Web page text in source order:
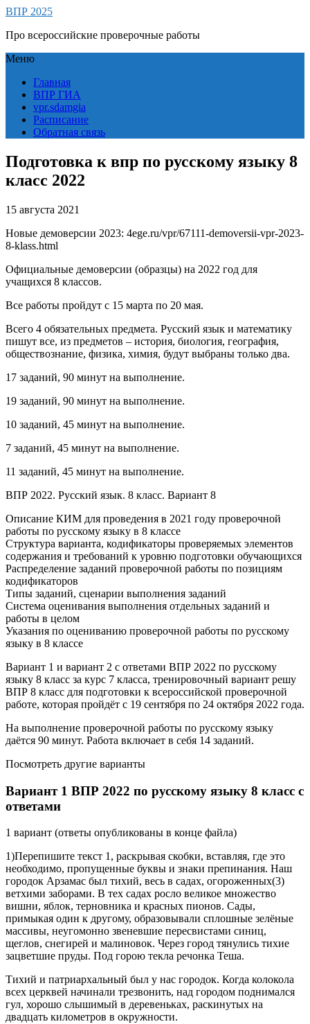
ВПР 2025
Про всероссийские проверочные работы
Меню
Главная
ВПР ГИА
vpr.sdamgia
Расписание
Обратная связь
Подготовка к впр по русскому языку 8
класс 2022
15 августа 2021
Новые демоверсии 2023: 4ege.ru/vpr/67111-demoversii-vpr-2023-
8-klass.html
Официальные демоверсии (образцы) на 2022 год для
учащихся 8 классов.
Все работы пройдут с 15 марта по 20 мая.
Всего 4 обязательных предмета. Русский язык и математику
пишут все, из предметов – история, биология, география,
обществознание, физика, химия, будут выбраны только два.
17 заданий, 90 минут на выполнение.
19 заданий, 90 минут на выполнение.
10 заданий, 45 минут на выполнение.
7 заданий, 45 минут на выполнение.
11 заданий, 45 минут на выполнение.
ВПР 2022. Русский язык. 8 класс. Вариант 8
Описание КИМ для проведения в 2021 году проверочной
работы по русскому языку в 8 классе
Структура варианта, кодификаторы проверяемых элементов
содержания и требований к уровню подготовки обучающихся
Распределение заданий проверочной работы по позициям
кодификаторов
Типы заданий, сценарии выполнения заданий
Система оценивания выполнения отдельных заданий и
работы в целом
Указания по оцениванию проверочной работы по русскому
языку в 8 классе
Вариант 1 и вариант 2 с ответами ВПР 2022 по русскому
языку 8 класс за курс 7 класса, тренировочный вариант решу
ВПР 8 класс для подготовки к всероссийской проверочной
работе, которая пройдёт с 19 сентября по 24 октября 2022 года.
На выполнение проверочной работы по русскому языку
даётся 90 минут. Работа включает в себя 14 заданий.
Посмотреть другие варианты
Вариант 1 ВПР 2022 по русскому языку 8 класс с
ответами
1 вариант (ответы опубликованы в конце файла)
1)Перепишите текст 1, раскрывая скобки, вставляя, где это
необходимо, пропущенные буквы и знаки препинания. Наш
городок Арзамас был тихий, весь в садах, огороженных(3)
ветхими заборами. В тех садах росло великое множество
вишни, яблок, терновника и красных пионов. Сады,
примыкая один к другому, образовывали сплошные зелёные
массивы, неугомонно звеневшие пересвистами синиц,
щеглов, снегирей и малиновок. Через город тянулись тихие
зацветшие пруды. Под горою текла речонка Теша.
Тихий и патриархальный был у нас городок. Когда колокола
всех церквей начинали трезвонить, над городом поднимался
гул, хорошо слышимый в деревеньках, раскинутых на
двадцать километров в окружности.